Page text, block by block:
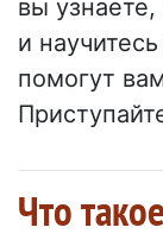
вы
и
помогут
Что